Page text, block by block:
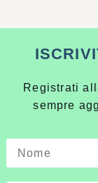
Registrati
sempre